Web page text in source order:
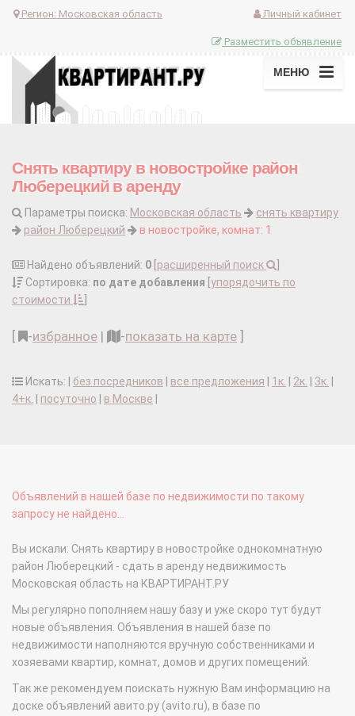
Регион: Московская область Личный кабинет
Разместить объявление
МЕНЮ
Снять квартиру в новостройке район
Люберецкий в аренду
Параметры поиска: Московская область
снять квартиру
район Люберецкий
в новостройке, комнат: 1
Найдено объявлений: 0 расширенный поиск
Сортировка: по дате добавления упорядочить по
стоимости
-избранное | -показать на карте
Искать: | без посредников все предложения 1к. 2к. 3к.
4+к.
посуточно в Москве
Объявлений в нашей базе по недвижимости по такому
запросу не найдено...
Вы искали: Снять квартиру в новостройке однокомнатную
район Люберецкий - сдать в аренду недвижимость
Московская область на КВАРТИРАНТ.РУ
Мы регулярно пополняем нашу базу и уже скоро тут будут
новые объявления. Объявления в нашей базе по
недвижимости наполняются вручную собственниками и
хозяевами квартир, комнат, домов и других помещений.
Так же рекомендуем поискать нужную Вам информацию на
доске объявлений авито.ру (avito.ru), в базе по